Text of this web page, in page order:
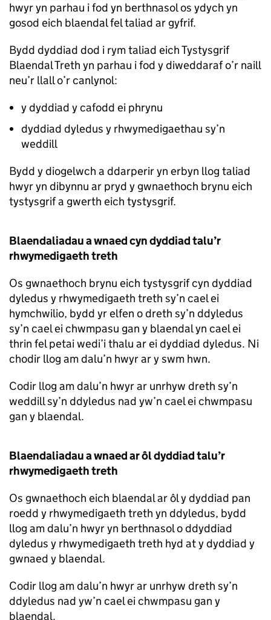
hwyr yn parhau i fod yn berthnasol os ydych yn
gosod eich blaendal fel taliad ar gyfrif.
Bydd dyddiad dod i rym taliad eich Tystysgrif
Blaendal Treth yn parhau i fod y diweddaraf o’r naill
neu’r llall o’r canlynol:
y dyddiad y cafodd ei phrynu
dyddiad dyledus y rhwymedigaethau sy’n
weddill
Bydd y diogelwch a ddarperir yn erbyn llog taliad
hwyr yn dibynnu ar pryd y gwnaethoch brynu eich
tystysgrif a gwerth eich tystysgrif.
Blaendaliadau a wnaed cyn dyddiad talu’r
rhwymedigaeth treth
Os gwnaethoch brynu eich tystysgrif cyn dyddiad
dyledus y rhwymedigaeth treth sy’n cael ei
hymchwilio, bydd yr elfen o dreth sy’n ddyledus
sy’n cael ei chwmpasu gan y blaendal yn cael ei
thrin fel petai wedi’i thalu ar ei dyddiad dyledus. Ni
chodir llog am dalu’n hwyr ar y swm hwn.
Codir llog am dalu’n hwyr ar unrhyw dreth sy’n
weddill sy’n ddyledus nad yw’n cael ei chwmpasu
gan y blaendal.
Blaendaliadau a wnaed ar ôl dyddiad talu’r
rhwymedigaeth treth
Os gwnaethoch eich blaendal ar ôl y dyddiad pan
roedd y rhwymedigaeth treth yn ddyledus, bydd
llog am dalu’n hwyr yn berthnasol o ddyddiad
dyledus y rhwymedigaeth treth hyd at y dyddiad y
gwnaed y blaendal.
Codir llog am dalu’n hwyr ar unrhyw dreth sy’n
ddyledus nad yw’n cael ei chwmpasu gan y
blaendal.